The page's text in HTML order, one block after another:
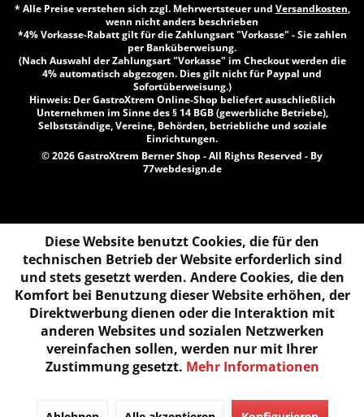
* Alle Preise verstehen sich zzgl. Mehrwertsteuer und Versandkosten,
wenn nicht anders beschrieben
*4% Vorkasse-Rabatt gilt für die Zahlungsart "Vorkasse" - Sie zahlen
per Banküberweisung.
(Nach Auswahl der Zahlungsart "Vorkasse" im Checkout werden die
4% automatisch abgezogen. Dies gilt nicht für Paypal und
Sofortüberweisung.)
Hinweis: Der GastroXtrem Online-Shop beliefert ausschließlich
Unternehmen im Sinne des § 14 BGB (gewerbliche Betriebe),
Selbstständige, Vereine, Behörden, betriebliche und soziale
Einrichtungen.
© 2026 GastroXtrem Berner Shop - All Rights Reserved - By
77webdesign.de
Diese Website benutzt Cookies, die für den
technischen Betrieb der Website erforderlich sind
und stets gesetzt werden. Andere Cookies, die den
Komfort bei Benutzung dieser Website erhöhen, der
Direktwerbung dienen oder die Interaktion mit
anderen Websites und sozialen Netzwerken
vereinfachen sollen, werden nur mit Ihrer
Zustimmung gesetzt. Mehr Informationen